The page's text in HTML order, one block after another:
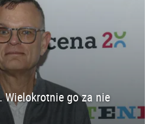
Wielokrotnie go za nie